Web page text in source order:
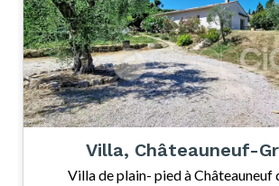
Villa, Châteauneuf-
Villa de plain- pied à Châteauneuf